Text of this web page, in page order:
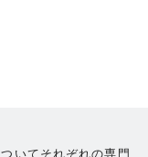
いてそれぞれの専門